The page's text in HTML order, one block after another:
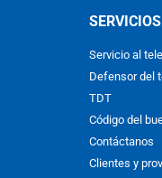
Servicio al
Defensor del
TDT
Código del
Contáctanos
Clientes y